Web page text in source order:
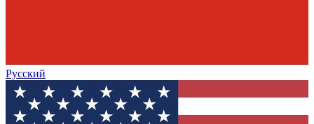
Русский